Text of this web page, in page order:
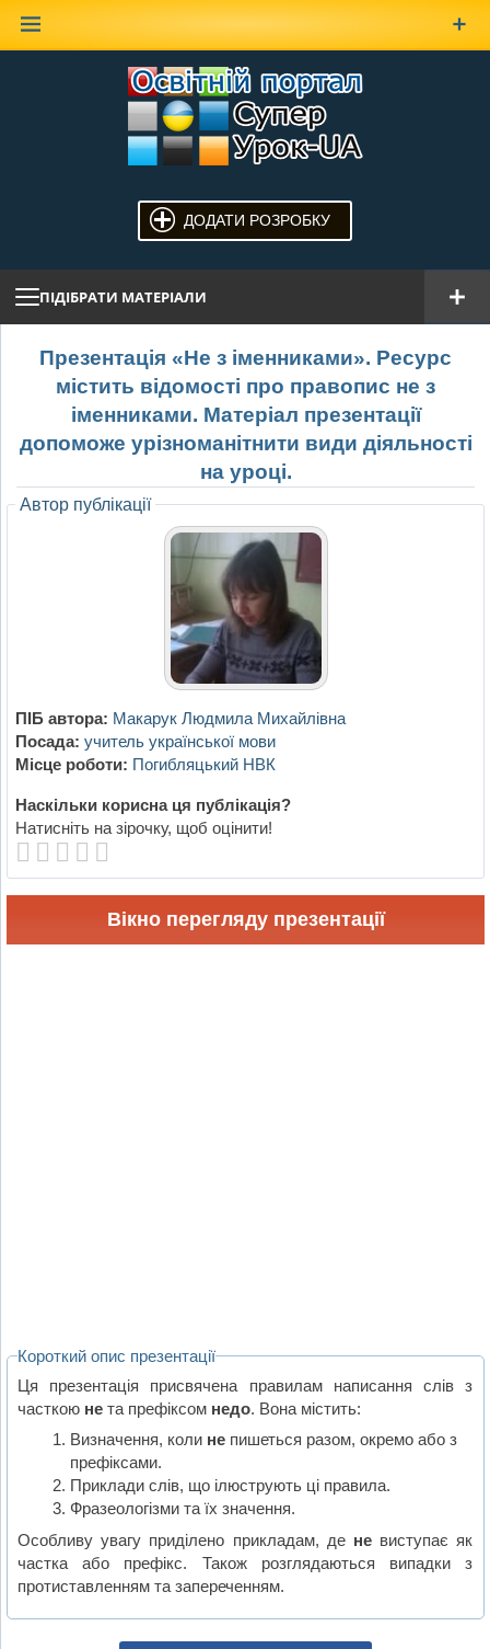
ДОДАТИ РОЗРОБКУ
ПІДІБРАТИ МАТЕРІАЛИ
Презентація «Не з іменниками». Ресурс
містить відомості про правопис не з
іменниками. Матеріал презентації
допоможе урізноманітнити види діяльності
на уроці.
Автор публікації
ПІБ автора: Макарук Людмила Михайлівна
Посада: учитель української мови
Місце роботи: Погибляцький НВК
Наскільки корисна ця публікація?
Натисніть на зірочку, щоб оцінити!
Вікно перегляду презентації
Короткий опис презентації
Ця презентація присвячена правилам написання слів з
часткою не та префіксом недо. Вона містить:
Визначення, коли непишеться разом, окремо або з
префіксами.
Приклади слів, що ілюструють ці правила.
Фразеологізми та їх значення.
Особливу увагу приділено прикладам, де не виступає як
частка або префікс. Також розглядаються випадки з
протиставленням та запереченням.